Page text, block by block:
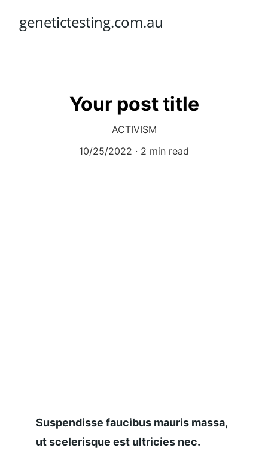
genetictesting.com.au
Your post title
ACTIVISM
10/25/2022
2 min read
Suspendisse faucibus mauris massa,
ut scelerisque est ultricies nec.